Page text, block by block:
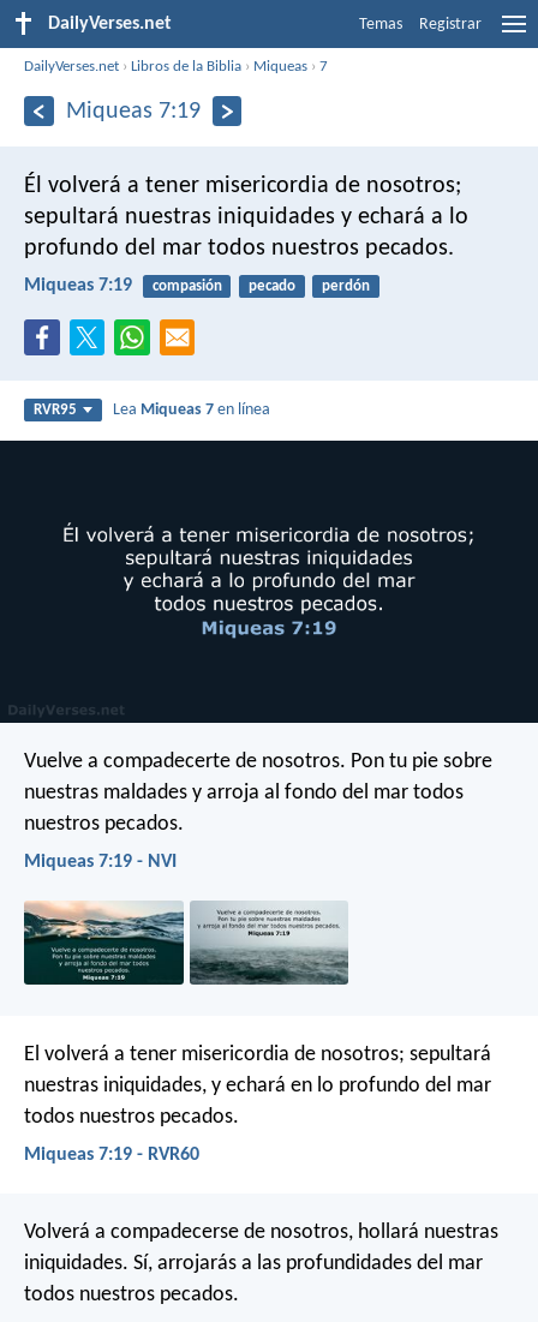
DailyVerses.net Temas Registrar
DailyVerses.net ›Libros de la Biblia › Miqueas ›7
Miqueas 7:19
Él volverá a tener misericordia de nosotros;
sepultará nuestras iniquidades y echará a lo
profundo del mar todos nuestros pecados.
Miqueas 7:19 compasión pecado perdón
RVR95 Lea Miqueas 7 en línea
Vuelve a compadecerte de nosotros. Pon tu pie sobre
nuestras maldades y arroja al fondo del mar todos
nuestros pecados.
Miqueas 7:19 - NVI
El volverá a tener misericordia de nosotros; sepultará
nuestras iniquidades, y echará en lo profundo del mar
todos nuestros pecados.
Miqueas 7:19 - RVR60
Volverá a compadecerse de nosotros, hollará nuestras
iniquidades. Sí, arrojarás a las profundidades del mar
todos nuestros pecados.